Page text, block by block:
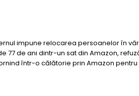
impune relocarea persoanelor în
77 de ani dintr-un sat din Amazon,
într-o călătorie prin Amazon